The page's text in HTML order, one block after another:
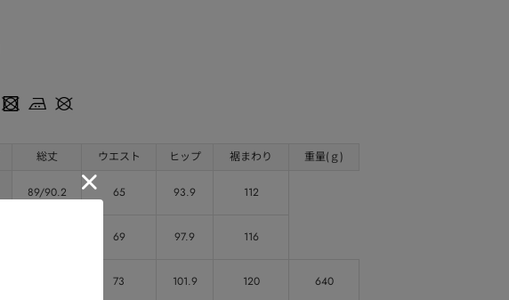
総丈 ウエスト ヒップ 裾まわり 重量(ｇ)
89/90.2 65 93.9 112
69 97.9 116
73 101.9 120 640